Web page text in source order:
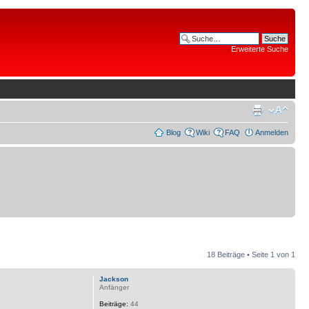
Erweiterte Suche
Blog Wiki FAQ Anmelden
18 Beiträge • Seite 1 von 1
Jackson
Anfänger
Beiträge: 44